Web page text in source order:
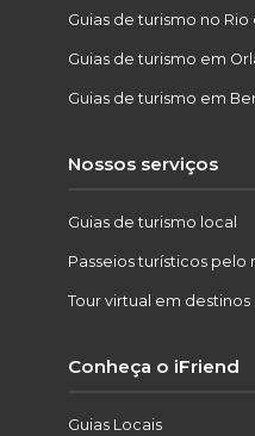
Guias de turismo no Rio
Guias de turismo em
Guias de turismo em
Nossos serviços
Guias de turismo local
Passeios turísticos pelo
Tour virtual em destinos
Conheça o iFriend
Guias Locais